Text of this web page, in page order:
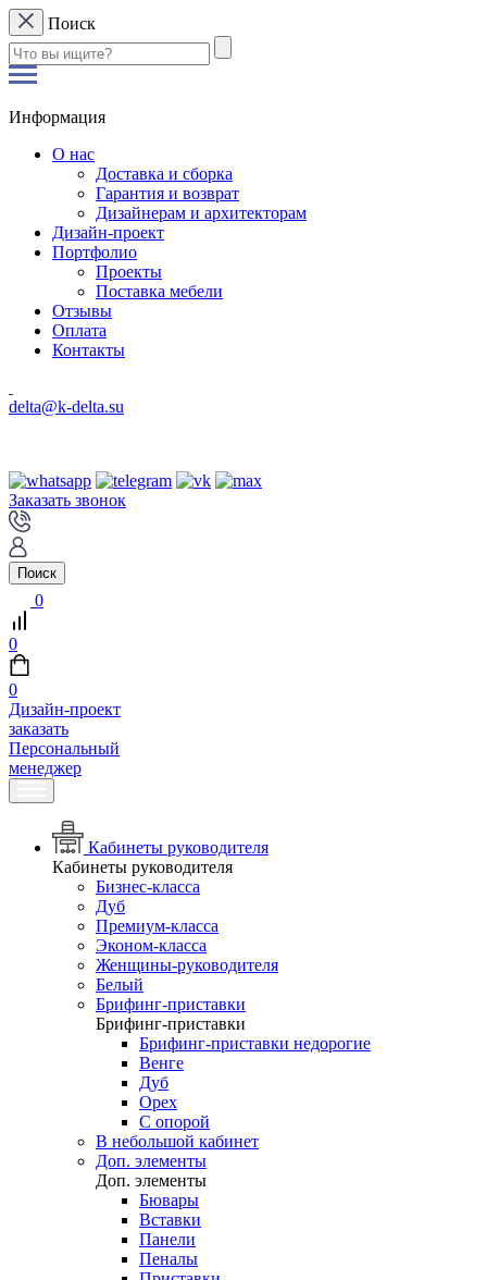
Поиск
Информация
О нас
Доставка и сборка
Гарантия и возврат
Дизайнерам и архитекторам
Дизайн-проект
Портфолио
Проекты
Поставка мебели
Отзывы
Оплата
Контакты
delta@k-delta.su
Заказать звонок
Поиск
0
0
0
Дизайн-проект
заказать
Персональный
менеджер
Кабинеты руководителя
Кабинеты руководителя
Бизнес-класса
Дуб
Премиум-класса
Эконом-класса
Женщины-руководителя
Белый
Брифинг-приставки
Брифинг-приставки
Брифинг-приставки недорогие
Венге
Дуб
Орех
С опорой
В небольшой кабинет
Доп. элементы
Доп. элементы
Бювары
Вставки
Панели
Пеналы